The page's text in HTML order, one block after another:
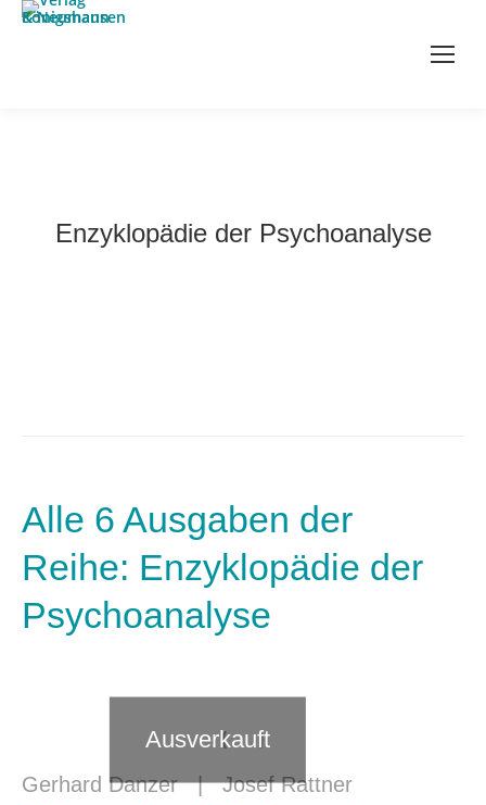
Enzyklopädie der Psychoanalyse
Alle 6 Ausgaben der
Reihe: Enzyklopädie der
Psychoanalyse
Ausverkauft
Gerhard Danzer|Josef Rattner